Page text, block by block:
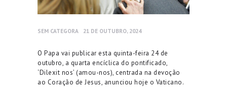
SEM CATEGORA 21 DE OUTUBRO, 2024
O Papa vai publicar esta quinta-feira 24 de
outubro, a quarta encíclica do pontificado,
‘Dilexit nos’ (amou-nos), centrada na devoção
ao Coração de Jesus, anunciou hoje o Vaticano.